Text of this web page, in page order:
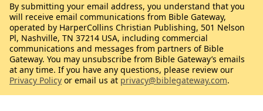
By submitting your email address, you understand that you
will receive email communications from Bible Gateway,
operated by HarperCollins Christian Publishing, 501 Nelson
Pl, Nashville, TN 37214 USA, including commercial
communications and messages from partners of Bible
Gateway. You may unsubscribe from Bible Gateway’s emails
at any time. If you have any questions, please review our
Privacy Policy or email us at privacy@biblegateway.com.